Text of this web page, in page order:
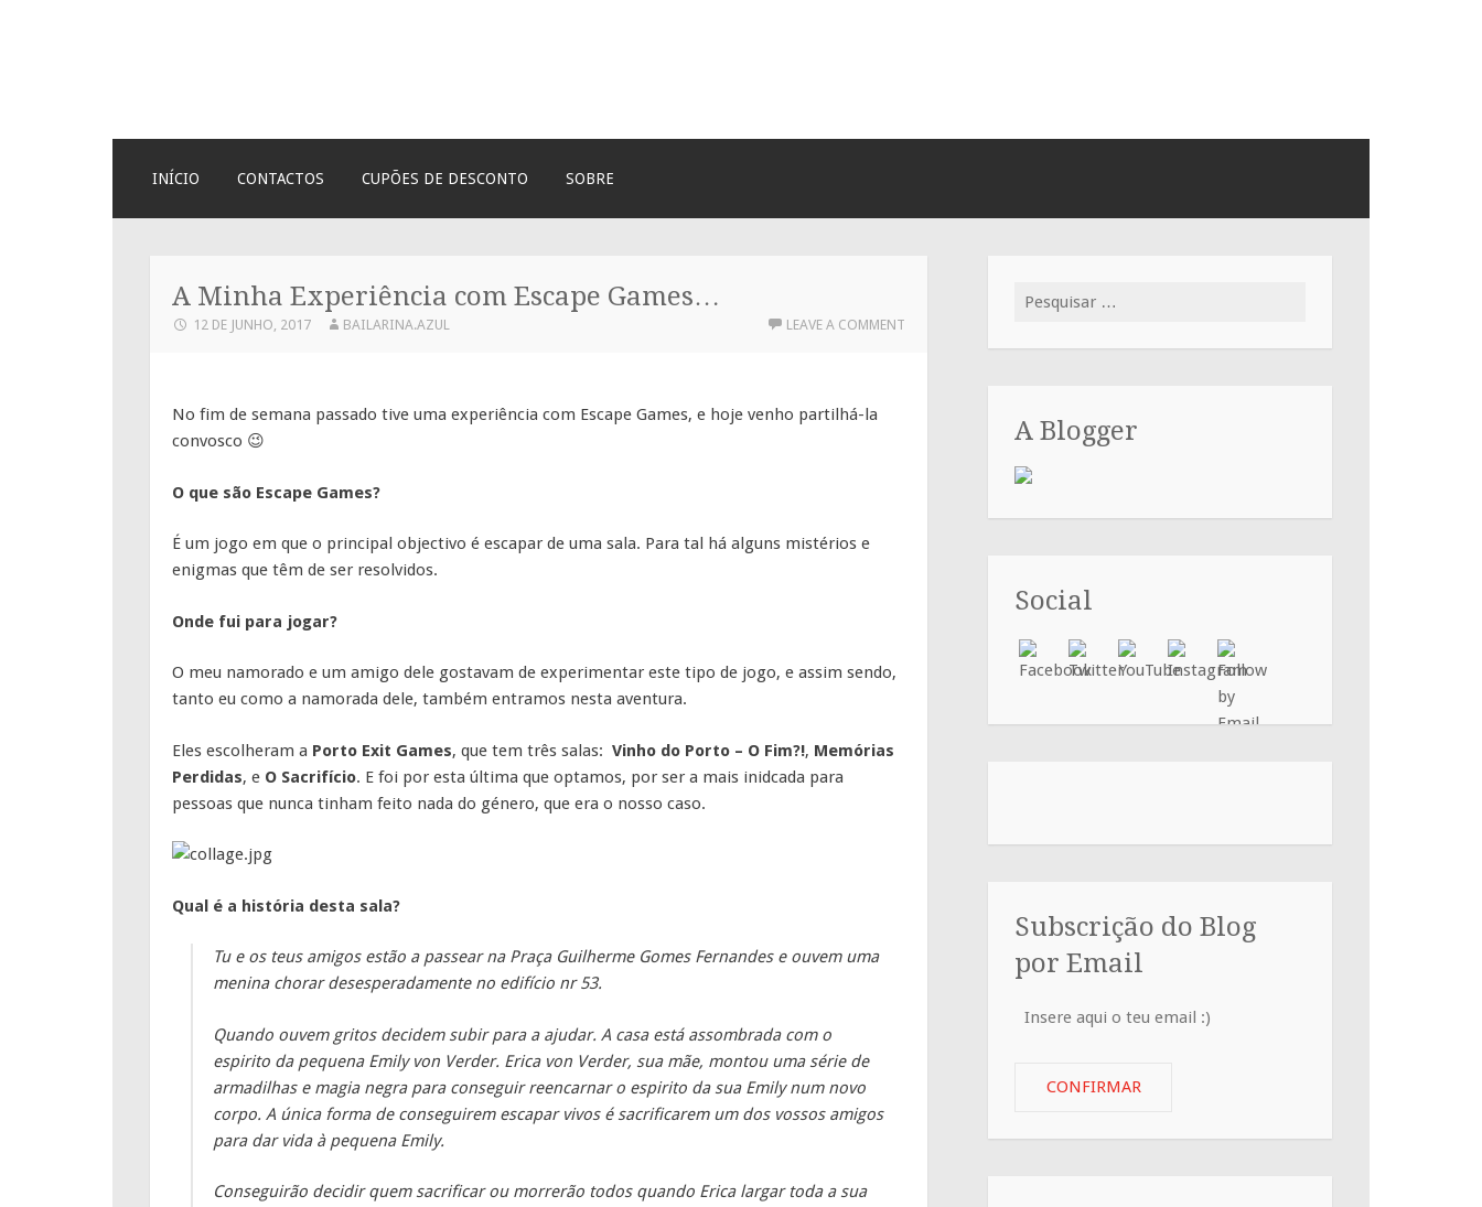
SKIP
CONTENT
INÍCIO CONTACTOS CUPÕES DE DESCONTO SOBRE
A Minha Experiência com Escape Games…
12 DE JUNHO, 2017 BAILARINA.AZUL LEAVE A COMMENT
No fim de semana passado tive uma experiência com Escape Games, e hoje venho partilhá-la
convosco 😉
O que são Escape Games?
É um jogo em que o principal objectivo é escapar de uma sala. Para tal há alguns mistérios e
enigmas que têm de ser resolvidos.
Onde fui para jogar?
O meu namorado e um amigo dele gostavam de experimentar este tipo de jogo, e assim sendo,
tanto eu como a namorada dele, também entramos nesta aventura.
Eles escolheram a Porto Exit Games, que tem três salas: Vinho do Porto – O Fim?!, Memórias
Perdidas, e O Sacrifício. E foi por esta última que optamos, por ser a mais inidcada para
pessoas que nunca tinham feito nada do género, que era o nosso caso.
Qual é a história desta sala?
Tu e os teus amigos estão a passear na Praça Guilherme Gomes Fernandes e ouvem uma
menina chorar desesperadamente no edifício nr 53.
Quando ouvem gritos decidem subir para a ajudar. A casa está assombrada com o
espirito da pequena Emily von Verder. Erica von Verder, sua mãe, montou uma série de
armadilhas e magia negra para conseguir reencarnar o espirito da sua Emily num novo
corpo. A única forma de conseguirem escapar vivos é sacrificarem um dos vossos amigos
para dar vida à pequena Emily.
Conseguirão decidir quem sacrificar ou morrerão todos quando Erica largar toda a sua
Pesquisar
A Blogger
Social
Subscrição do Blog
por Email
Insere
:)
CONFIRMAR